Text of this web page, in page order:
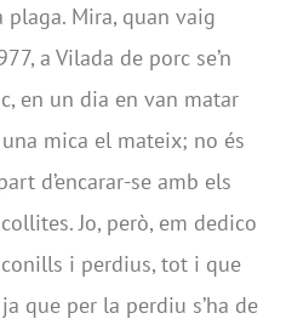
Mira, quan vaig
a Vilada de porc se’n
en un dia en van matar
mica el mateix; no és
d’encarar-se amb els
Jo, però, em dedico
i perdius, tot i que
que per la perdiu s’ha de